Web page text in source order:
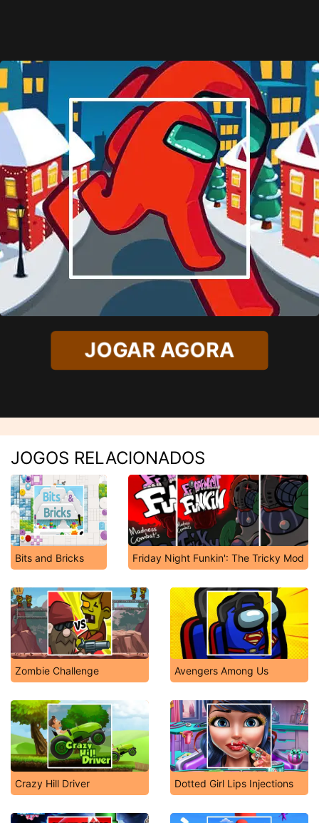
JOGAR AGORA
JOGOS RELACIONADOS
Bits and Bricks Friday Night Funkin': The Tricky Mod
Zombie Challenge Avengers Among Us
Crazy Hill Driver Dotted Girl Lips Injections